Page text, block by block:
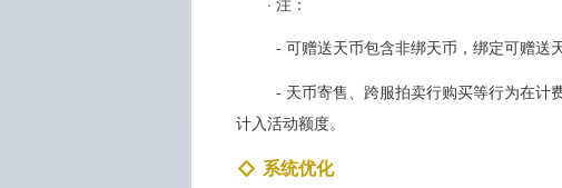
- 可赠送天币包含非绑天币，绑定可赠送
- 天币寄售、跨服拍卖行购买等行为在计
计入活动额度。
系统优化